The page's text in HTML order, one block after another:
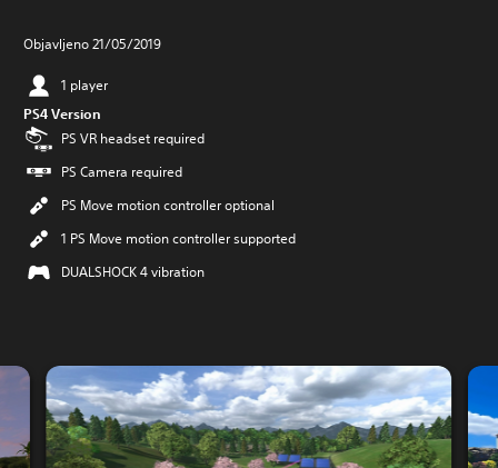
Objavljeno 21/05/2019
1 player
PS4 Version
PS VR headset required
PS Camera required
PS Move motion controller optional
1 PS Move motion controller supported
DUALSHOCK 4 vibration